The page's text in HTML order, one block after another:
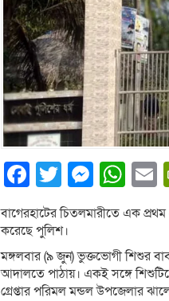
Facebook
Twitter
বাগেরহাটের চিতলমারীতে এক প্রথম
করেছে পুলিশ।
মঙ্গলবার (৯ জুন) ভুক্তভোগী শিশুর
আদালতে পাঠায়। একই সঙ্গে
গ্রেপ্তার পরিমল মন্ডল উপজেলার